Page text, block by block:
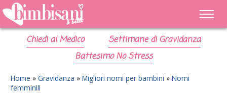
Chiedi al Medico
Settimane di Gravidanza
Battesimo No Stress
Home » Gravidanza » Migliori nomi per bambini » Nomi
femminili